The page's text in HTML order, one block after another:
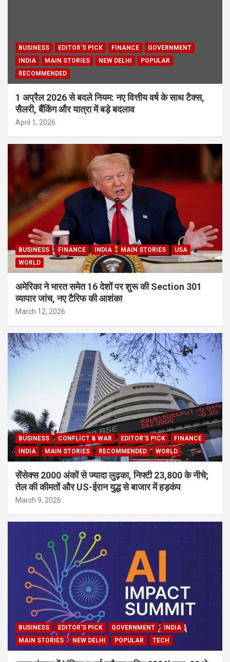
BUSINESS EDITOR'S PICK FINANCE
GOVERNMENT
INDIA
MAIN STORIES NEW DELHI
POPULAR
RECOMMENDED
1 अप्रैल 2026 से बदले नियम: नए वित्तीय वर्ष के साथ टैक्स,
सैलरी, बैंकिंग और यात्रा में बड़े बदलाव
April 1, 2026
BUSINESS FINANCE INDIA MAIN STORIES
USA
WORLD
अमेरिका ने भारत समेत 16 देशों पर शुरू की Section 301
व्यापार जांच, नए टैरिफ की आशंका
March 12, 2026
BUSINESS CONFLICT & WAR EDITOR'S PICK
FINANCE
INDIA
MAIN STORIES RECOMMENDED WORLD
सेंसेक्स 2000 अंकों से ज्यादा लुढ़का, निफ्टी 23,800 के नीचे;
तेल की कीमतों और US-ईरान युद्ध से बाजार में हड़कंप
March 9, 2026
BUSINESS EDITOR'S PICK GOVERNMENT
INDIA
MAIN STORIES
NEW DELHI POPULAR TECH